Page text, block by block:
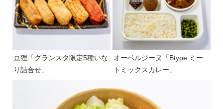
豆狸「グランスタ限定5種いな
り詰合せ」
オーベルジーヌ「Btype ミー
トミックスカレー」